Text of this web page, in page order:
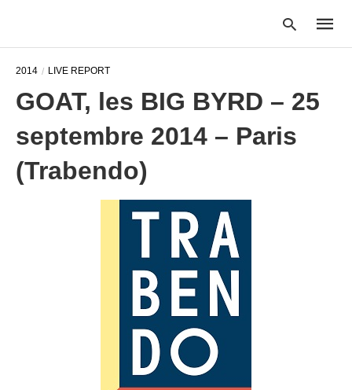
2014 LIVE REPORT
GOAT, les BIG BYRD – 25
septembre 2014 – Paris
(Trabendo)